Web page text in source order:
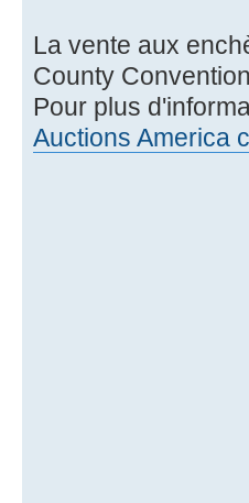
La vente aux
County
Pour plus
Auctions America